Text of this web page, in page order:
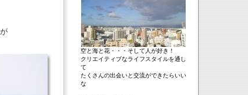
空と海と花・・・そして人が好き！
クリエイティブなライフスタイルを通し
て
たくさんの出会いと交流ができたらいい
な